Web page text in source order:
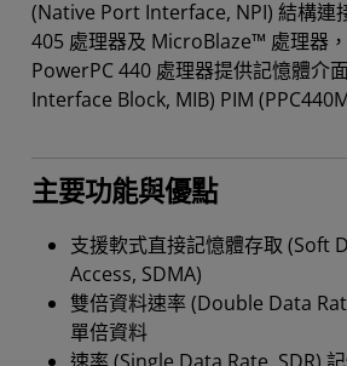
(Native Port Interface, NPI) 結構連
405 處理器及 MicroBlaze™ 處理器
PowerPC 440 處理器提供記憶體介
Interface Block, MIB) PIM
主要功能與優點
支援軟式直接記憶體存取 (Soft
Access, SDMA)
雙倍資料速率 (Double Data
單倍資料